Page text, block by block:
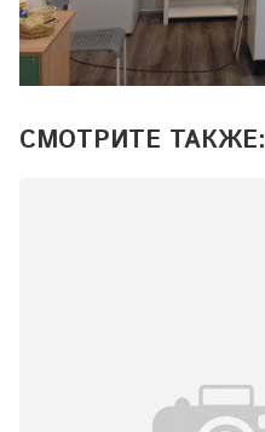
СМОТРИТЕ ТАКЖЕ: